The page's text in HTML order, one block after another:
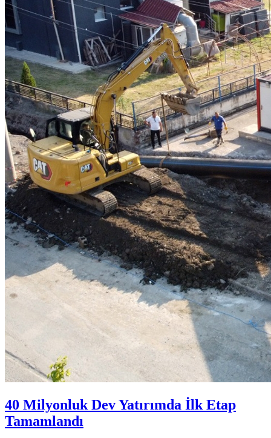
40 Milyonluk Dev Yatırımda İlk Etap
Tamamlandı